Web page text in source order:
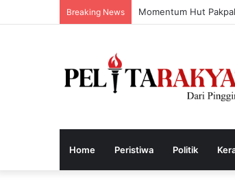
Breaking News Momentum Hut
Home Peristiwa Politik